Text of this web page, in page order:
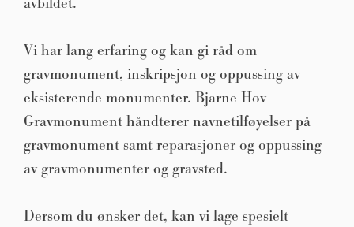
Vi har lang erfaring og kan gi råd om
gravmonument, inskripsjon og oppussing av
eksisterende monumenter. Bjarne Hov
Gravmonument håndterer navnetilføyelser på
gravmonument samt reparasjoner og oppussing
av gravmonumenter og gravsted.
Dersom du ønsker det, kan vi lage spesielt